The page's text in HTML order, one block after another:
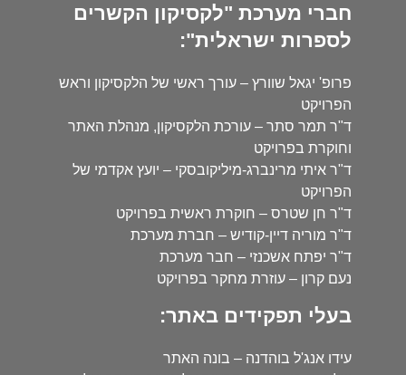
חברי מערכת "לקסיקון הקשרים
לספרות ישראלית":
פרופ' יגאל שוורץ – עורך ראשי של הלקסיקון וראש
הפרויקט
ד"ר תמר סתר – עורכת הלקסיקון, מנהלת האתר
וחוקרת בפרויקט
ד"ר איתי מרינברג-מיליקובסקי – יועץ אקדמי של
הפרויקט
ד"ר חן שטרס – חוקרת ראשית בפרויקט
ד"ר מוריה דיין-קודיש – חברת מערכת
ד"ר יפתח אשכנזי – חבר מערכת
נעם קרון – עוזרת מחקר בפרויקט
בעלי תפקידים באתר:
עידו אנג'ל בוהדנה – בונה האתר